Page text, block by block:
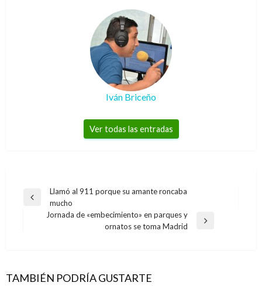
Iván Briceño
Ver todas las entradas
Navegación
Entrada
anterior
Llamó al 911 porque su amante roncaba
mucho
Jornada de «embecimiento» en parques y
ornatos se toma Madrid
TAMBIÉN PODRÍA GUSTARTE
Paga 2